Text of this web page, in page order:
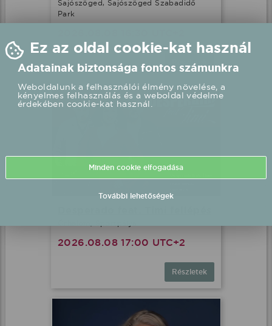
Sajószöged, Sajószöged Szabadidő
Park
Részletek
2026.08.08 17:00 UTC+2
Részletek